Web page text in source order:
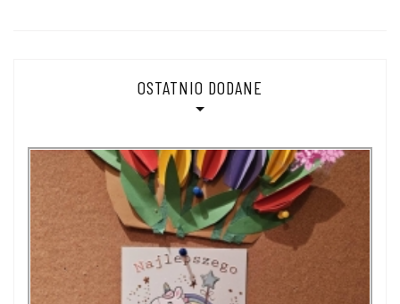
OSTATNIO DODANE